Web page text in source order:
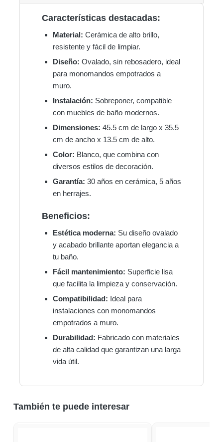
Características destacadas:
Material: Cerámica de alto brillo,
resistente y fácil de limpiar.
Diseño: Ovalado, sin rebosadero, ideal
para monomandos empotrados a
muro.
Instalación: Sobreponer, compatible
con muebles de baño modernos.
Dimensiones: 45.5 cm de largo x 35.5
cm de ancho x 13.5 cm de alto.
Color: Blanco, que combina con
diversos estilos de decoración.
Garantía: 30 años en cerámica, 5 años
en herrajes.
Beneficios:
Estética moderna: Su diseño ovalado
y acabado brillante aportan elegancia a
tu baño.
Fácil mantenimiento: Superficie lisa
que facilita la limpieza y conservación.
Compatibilidad: Ideal para
instalaciones con monomandos
empotrados a muro.
Durabilidad: Fabricado con materiales
de alta calidad que garantizan una larga
vida útil.
También te puede interesar